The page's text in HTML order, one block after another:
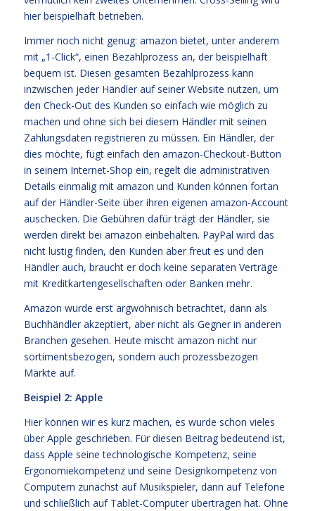
hier beispielhaft betrieben.
Immer noch nicht genug: amazon bietet, unter anderem
mit „1-Click“, einen Bezahlprozess an, der beispielhaft
bequem ist. Diesen gesamten Bezahlprozess kann
inzwischen jeder Händler auf seiner Website nutzen, um
den Check-Out des Kunden so einfach wie möglich zu
machen und ohne sich bei diesem Händler mit seinen
Zahlungsdaten registrieren zu müssen. Ein Händler, der
dies möchte, fügt einfach den amazon-Checkout-Button
in seinem Internet-Shop ein, regelt die administrativen
Details einmalig mit amazon und Kunden können fortan
auf der Händler-Seite über ihren eigenen amazon-Account
auschecken. Die Gebühren dafür trägt der Händler, sie
werden direkt bei amazon einbehalten. PayPal wird das
nicht lustig finden, den Kunden aber freut es und den
Händler auch, braucht er doch keine separaten Verträge
mit Kreditkartengesellschaften oder Banken mehr.
Amazon wurde erst argwöhnisch betrachtet, dann als
Buchhändler akzeptiert, aber nicht als Gegner in anderen
Branchen gesehen. Heute mischt amazon nicht nur
sortimentsbezogen, sondern auch prozessbezogen
Märkte auf.
Beispiel 2: Apple
Hier können wir es kurz machen, es wurde schon vieles
über Apple geschrieben. Für diesen Beitrag bedeutend ist,
dass Apple seine technologische Kompetenz, seine
Ergonomiekompetenz und seine Designkompetenz von
Computern zunächst auf Musikspieler, dann auf Telefone
und schließlich auf Tablet-Computer übertragen hat. Ohne